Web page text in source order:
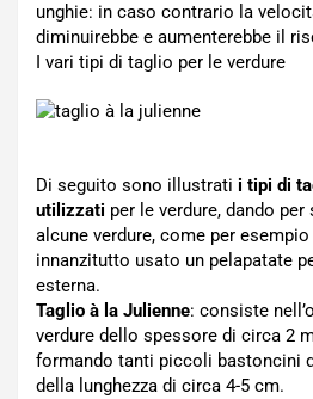
unghie: in caso contrario la
diminuirebbe e aumenterebbe il
I vari tipi di taglio per le verdure
Di seguito sono illustrati i tipi di
utilizzati per le verdure, dando
alcune verdure, come per
innanzitutto usato un pelapatate
esterna.
Taglio à la Julienne: consiste
verdure dello spessore di circa 2
formando tanti piccoli bastoncini
della lunghezza di circa 4-5 cm.